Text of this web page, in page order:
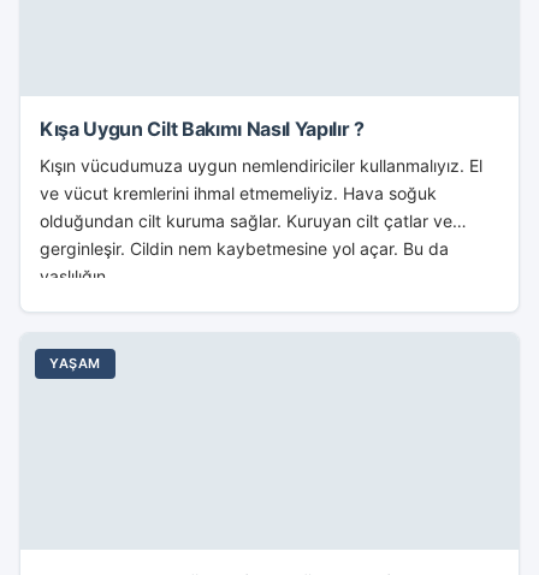
Kışa Uygun Cilt Bakımı Nasıl Yapılır ?
Kışın vücudumuza uygun nemlendiriciler kullanmalıyız. El
ve vücut kremlerini ihmal etmemeliyiz. Hava soğuk
olduğundan cilt kuruma sağlar. Kuruyan cilt çatlar ve
gerginleşir. Cildin nem kaybetmesine yol açar. Bu da
yaşlılığın...
YAŞAM